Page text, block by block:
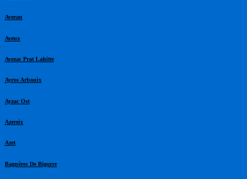
Averan
Aveux
Avezac Prat Lahitte
Ayros Arbouix
Ayzac Ost
Azereix
Azet
Bagnères De Bigorre